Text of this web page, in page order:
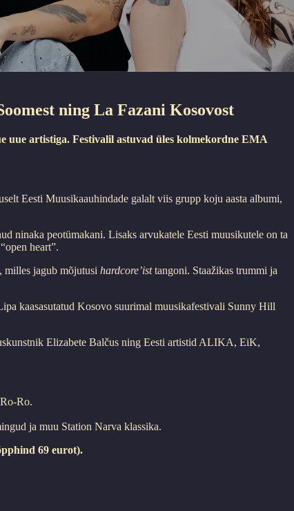
ning La Fazani Kosovost
uue artistiga. Festivalil astuvad üles kolmekordne EMA
Eesti Muusikaauhindade galalt viis grupp koju aasta albumi,
ninaka peotümakani. Lisaks arvukatele Eesti muusikutele on ta
heart”.
milles jagub mõjutusi hardcore’isttangoni. Staažikas trummi ja
kaasasutatud Kosovo suurimal muusikafestivali Sunny Hill
Elizabete Balčus ning Eesti artistid ALIKA, EiK,
Ro.
ja muu Station Narva klassika.
69 eurot).